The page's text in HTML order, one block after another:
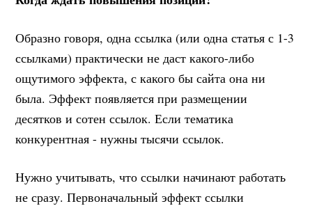
Образно говоря, одна ссылка (или одна статья с 1-3
ссылками) практически не даст какого-либо
ощутимого эффекта, с какого бы сайта она ни
была. Эффект появляется при размещении
десятков и сотен ссылок. Если тематика
конкурентная - нужны тысячи ссылок.
Нужно учитывать, что ссылки начинают работать
не сразу. Первоначальный эффект ссылки